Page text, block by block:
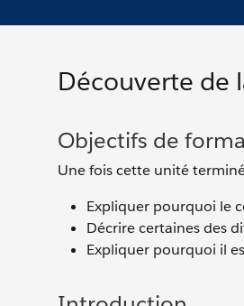
Découverte de
Objectifs de
Une fois cette unité
Expliquer pourquoi le
Décrire certaines des
Expliquer pourquoi il